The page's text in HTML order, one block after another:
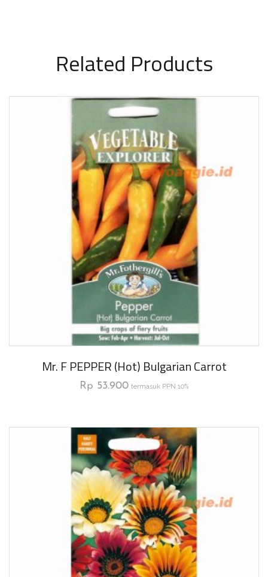
Related Products
Mr. F PEPPER (Hot) Bulgarian Carrot
Rp 53.900 termasuk PPN 10%